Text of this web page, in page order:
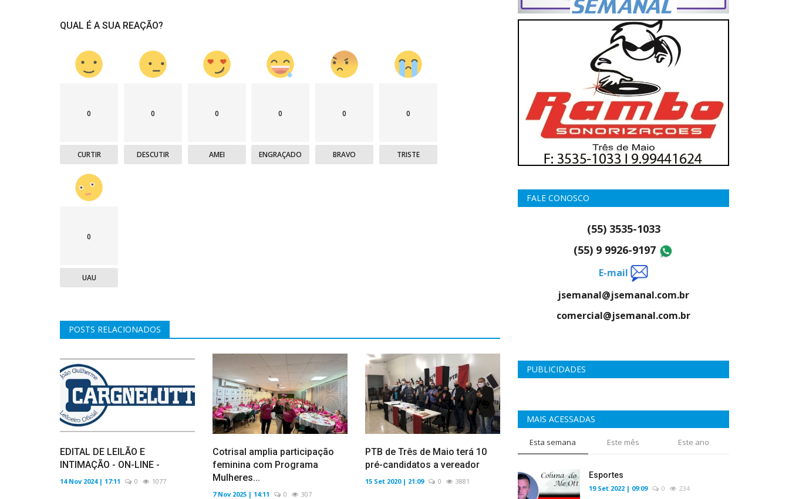
QUAL É A SUA REAÇÃO?
0
CURTIR
0
DESCUTIR
0
AMEI
0
ENGRAÇADO
0
BRAVO
0
TRISTE
0
UAU
POSTS RELACIONADOS
EDITAL DE LEILÃO E
INTIMAÇÃO - ON-LINE -
14 Nov 2024 | 17:11 0 1077
Cotrisal amplia participação
feminina com Programa
Mulheres...
7 Nov 2025 | 14:11 0 307
PTB de Três de Maio terá 10
pré-candidatos a vereador
15 Set 2020 | 21:09 0 3881
FALE CONOSCO
(55) 3535-1033
(55) 9 9926-9197
E-mail
jsemanal@jsemanal.com.br
comercial@jsemanal.com.br
PUBLICIDADES
MAIS ACESSADAS
Esta semana Este mês Este ano
Esportes
19 Set 2022 | 09:09 0 234